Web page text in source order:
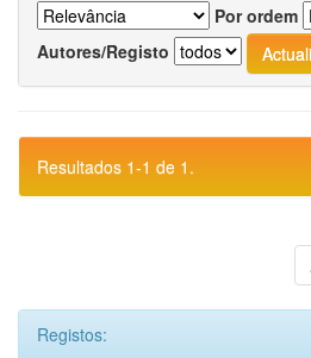
Por ordem
Autores/Registo
Resultados 1-1 de 1.
Registos: